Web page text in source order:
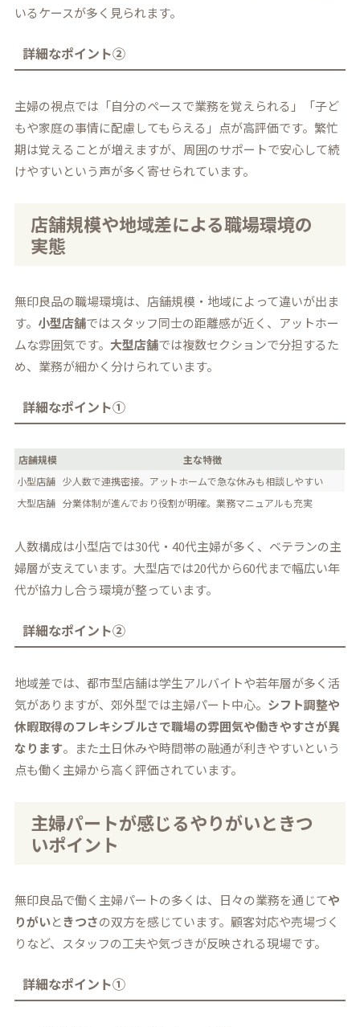
いるケースが多く見られます。
詳細なポイント②
主婦の視点では「自分のペースで業務を覚えられる」「子ど
もや家庭の事情に配慮してもらえる」点が高評価です。繁忙
期は覚えることが増えますが、周囲のサポートで安心して続
けやすいという声が多く寄せられています。
店舗規模や地域差による職場環境の
実態
無印良品の職場環境は、店舗規模・地域によって違いが出ま
す。 小型店舗ではスタッフ同士の距離感が近く、アットホー
ムな雰囲気です。大型店舗では複数セクションで分担するた
め、業務が細かく分けられています。
詳細なポイント①
店舗規模
主な特徴
小型店舗 少人数で連携密接。アットホームで急な休みも相談しやすい
大型店舗 分業体制が進んでおり役割が明確。業務マニュアルも充実
人数構成は小型店では30代・40代主婦が多く、ベテランの主
婦層が支えています。大型店では20代から60代まで幅広い年
代が協力し合う環境が整っています。
詳細なポイント②
地域差では、都市型店舗は学生アルバイトや若年層が多く活
気がありますが、郊外型では主婦パート中心。 シフト調整や
休暇取得のフレキシブルさで職場の雰囲気や働きやすさが異
なります。また土日休みや時間帯の融通が利きやすいという
点も働く主婦から高く評価されています。
主婦パートが感じるやりがいときつ
いポイント
無印良品で働く主婦パートの多くは、日々の業務を通じてや
りがいときつさの双方を感じています。顧客対応や売場づく
りなど、スタッフの工夫や気づきが反映される現場です。
詳細なポイント①